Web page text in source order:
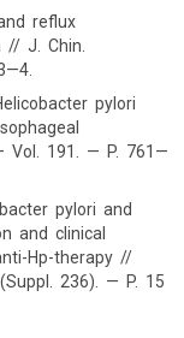
reflux
J. Chin.
pylori
Vol. 191. — P. 761—
pylori and
and clinical
Hp-therapy //
236). — P. 15